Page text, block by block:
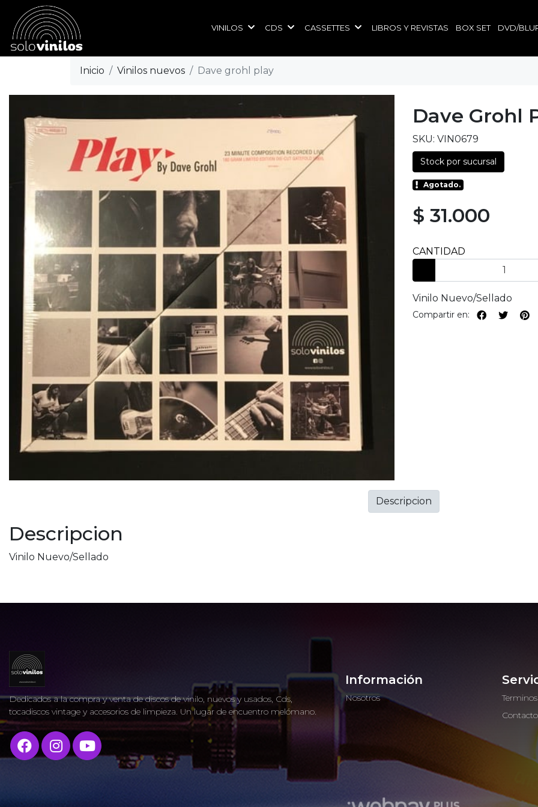
VINILOS CDS CASSETTES LIBROS Y REVISTAS BOX SET DVD/
Inicio Vinilos nuevos Dave grohl play
Dave Grohl
SKU: VIN0679
Stock por sucursal
Agotado.
$ 31.000
CANTIDAD
Vinilo Nuevo/Sellado
Compartir en:
Descripcion
Vinilo Nuevo/Sellado
Descripcion
Dedicados a la compra y venta de discos de vinilo, nuevos y usados, Cds,
tocadiscos vintage y accesorios de limpieza. Un lugar de encuentro melómano.
Información
Nosotros
Contacto